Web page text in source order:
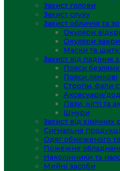
Захист голови
Захист слуху
Захист обличчя та
Окуляри
Окуляри
Маски та
Захист від падіння
Пояси
Пояси лямкові
Стропи, фали
Аксесуари/
Лази, кігті та
Шнури
Захист від хімічних
Сигнальна
Одяг обмеженого
Пожежне
Наколінники та
Мийні засоби